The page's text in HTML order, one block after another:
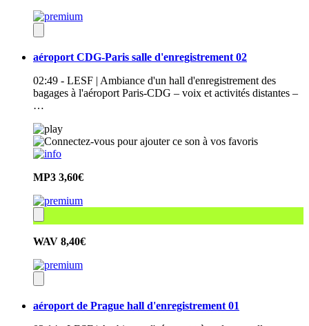
aéroport CDG-Paris salle d'enregistrement 02
02:49 - LESF | Ambiance d'un hall d'enregistrement des
bagages à l'aéroport Paris-CDG – voix et activités distantes –
…
MP3 3,60€
WAV 8,40€
aéroport de Prague hall d'enregistrement 01